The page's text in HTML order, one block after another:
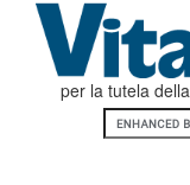
per la tutela